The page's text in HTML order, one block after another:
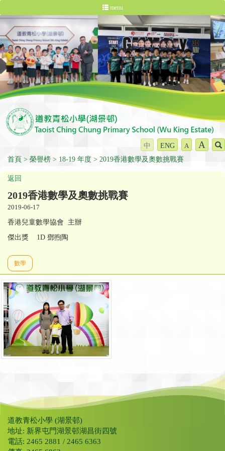
menu
中 ENG A A
首頁 榮譽榜 18-19 年度 2019香港數學及奧數挑戰賽
返回
2019香港數學及奧數挑戰賽
2019-06-17
香港兒童數學協會 主辦
傑出獎 1D 鄧煦陶
數學
道教青松小學 (湖景邨)
地址: 新界屯門湖景邨湖昌街四號
電話: 2465 2881 / 2465 6363